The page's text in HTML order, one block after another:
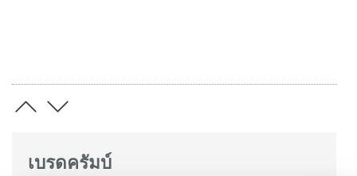
เบรดครัมบ์